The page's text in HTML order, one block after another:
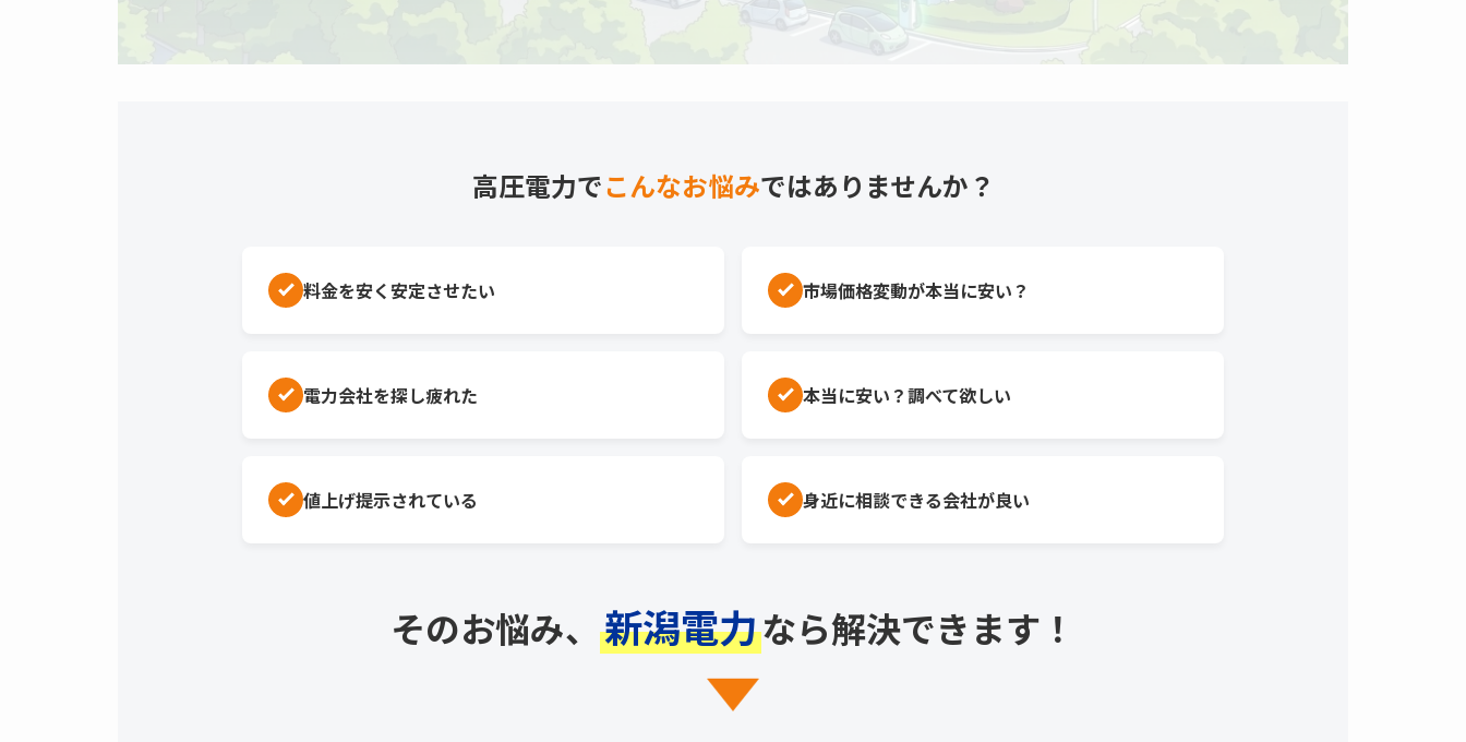
高圧電力でこんなお悩みではありませんか？
料金を安く安定させたい 市場価格変動が本当に安い？
電力会社を探し疲れた 本当に安い？調べて欲しい
値上げ提示されている 身近に相談できる会社が良い
そのお悩み、 新潟電力なら解決できます！